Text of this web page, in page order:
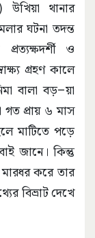
থানার
ঘটনা তদন্ত
ও
গ্রহণ কালে
বালা বড়–য়া
গত প্রায় ৬ মাস
মাটিতে পড়ে
জানে। কিন্তু
করে তার
বিভ্রাট দেখে